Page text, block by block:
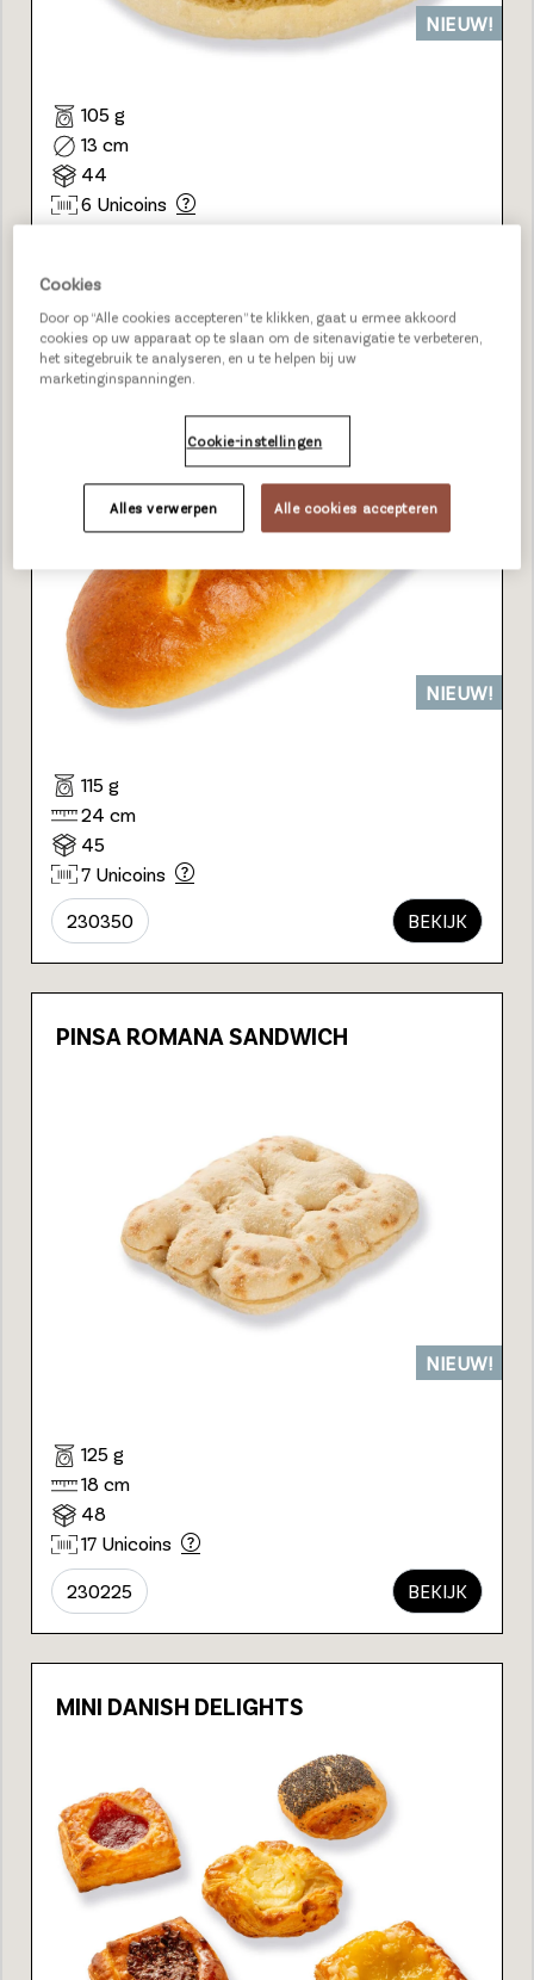
NIEUW!
105 g
13 cm
44
6 Unicoins
POTATO BAGUETTE
NIEUW!
115 g
24 cm
45
7 Unicoins
230350 BEKIJK
PINSA ROMANA SANDWICH
NIEUW!
125 g
18 cm
48
17 Unicoins
230225 BEKIJK
MINI DANISH DELIGHTS
Cookies
Door op “Alle cookies accepteren” te klikken, gaat u ermee akkoord
cookies op uw apparaat op te slaan om de sitenavigatie te verbeteren,
het sitegebruik te analyseren, en u te helpen bij uw
marketinginspanningen.
Cookie-instellingen
Alles verwerpen Alle cookies accepteren